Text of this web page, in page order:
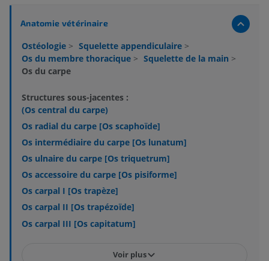
Anatomie vétérinaire
Ostéologie > Squelette appendiculaire >
Os du membre thoracique > Squelette de la main >
Os du carpe
Structures sous-jacentes :
(Os central du carpe)
Os radial du carpe [Os scaphoïde]
Os intermédiaire du carpe [Os lunatum]
Os ulnaire du carpe [Os triquetrum]
Os accessoire du carpe [Os pisiforme]
Os carpal I [Os trapèze]
Os carpal II [Os trapézoïde]
Os carpal III [Os capitatum]
Voir plus